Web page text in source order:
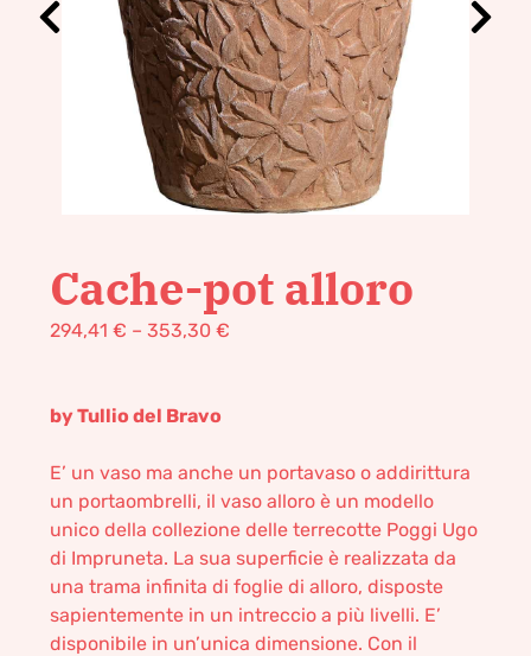
Cache-pot alloro
294,41 € – 353,30 €
by Tullio del Bravo
E’ un vaso ma anche un portavaso o addirittura
un portaombrelli, il vaso alloro è un modello
unico della collezione delle terrecotte Poggi Ugo
di Impruneta. La sua superficie è realizzata da
una trama infinita di foglie di alloro, disposte
sapientemente in un intreccio a più livelli. E’
disponibile in un’unica dimensione. Con il